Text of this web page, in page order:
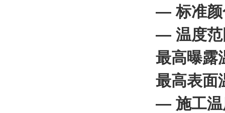
— 标准颜
— 温度范
最高曝
最高表
— 施工温